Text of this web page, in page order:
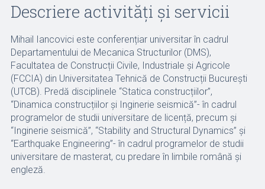
Descriere activități și servicii
Mihail Iancovici este conferențiar universitar în cadrul
Departamentului de Mecanica Structurilor (DMS),
Facultatea de Construcții Civile, Industriale și Agricole
(FCCIA) din Universitatea Tehnică de Construcții București
(UTCB). Predă disciplinele “Statica construcțiilor”,
“Dinamica construcțiilor și Inginerie seismică”- în cadrul
programelor de studii universitare de licență, precum și
“Inginerie seismică”, “Stability and Structural Dynamics” și
“Earthquake Engineering”- în cadrul programelor de studii
universitare de masterat, cu predare în limbile română și
engleză.